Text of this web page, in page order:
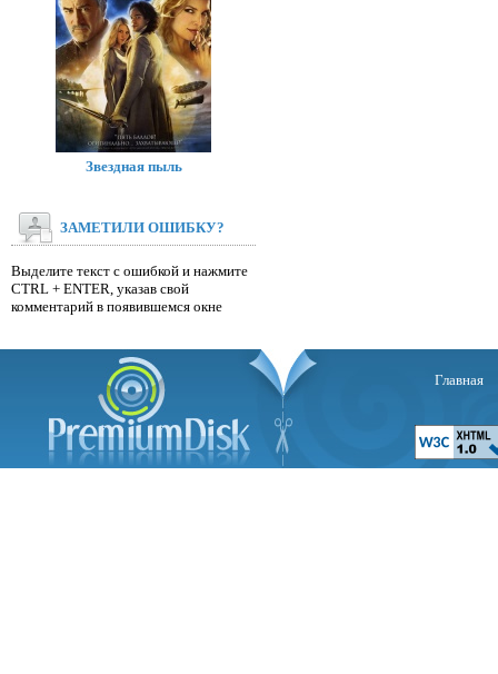
Звездная пыль
ЗАМЕТИЛИ ОШИБКУ?
Выделите текст с ошибкой и нажмите
CTRL + ENTER, указав свой
комментарий в появившемся окне
Главная